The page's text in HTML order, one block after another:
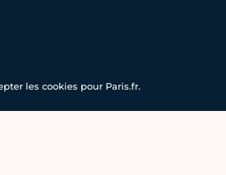
les cookies pour Paris.fr.